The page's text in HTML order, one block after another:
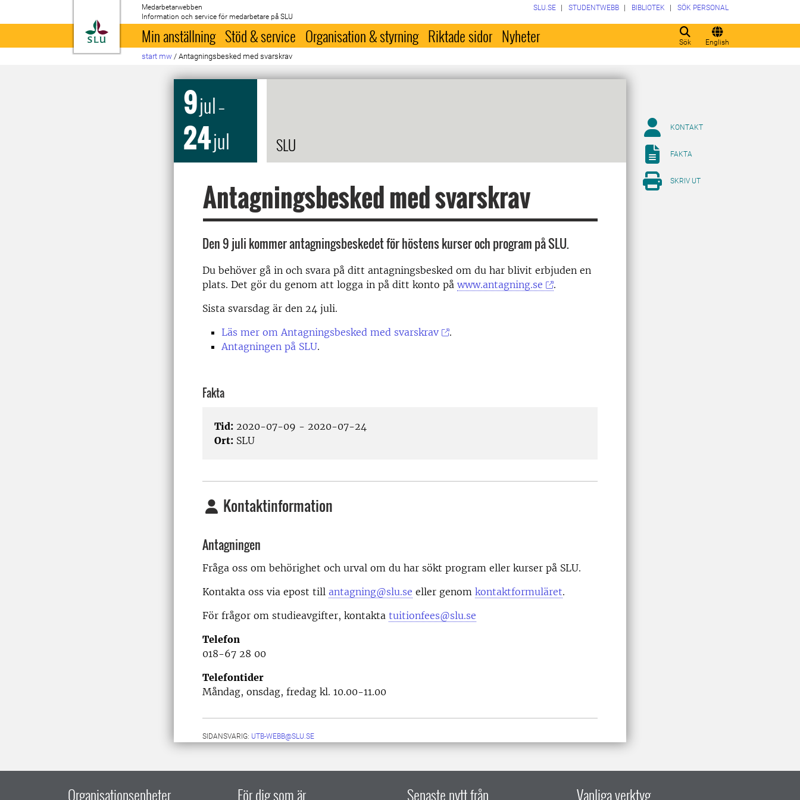
Till startsida
Medarbetarwebben
Information och service för medarbetare på SLU
Sök English
SLU.SE STUDENTWEBB BIBLIOTEK SÖK PERSONAL
Min anställning Stöd & service Organisation & styrning Riktade sidor Nyheter
start mw / Antagningsbesked med svarskrav
9jul–
24jul SLU
Antagningsbesked med svarskrav
Den 9 juli kommer antagningsbeskedet för höstens kurser och program på SLU.
Du behöver gå in och svara på ditt antagningsbesked om du har blivit erbjuden en
plats. Det gör du genom att logga in på ditt konto på www.antagning.se
.
Sista svarsdag är den 24 juli.
Läs mer om Antagningsbesked med svarskrav
.
Antagningen på SLU.
Fakta
Tid: 2020-07-09 - 2020-07-24
Ort: SLU
Kontaktinformation
Antagningen
Fråga oss om behörighet och urval om du har sökt program eller kurser på SLU.
Kontakta oss via epost till antagning@slu.se eller genom kontaktformuläret.
För frågor om studieavgifter, kontakta tuitionfees@slu.se
Telefon
018-67 28 00
Telefontider
Måndag, onsdag, fredag kl. 10.00-11.00
SIDANSVARIG: UTB-WEBB@SLU.SE
KONTAKT
FAKTA
SKRIV UT
Organisationsenheter För dig som är Senaste nytt från Vanliga verktyg